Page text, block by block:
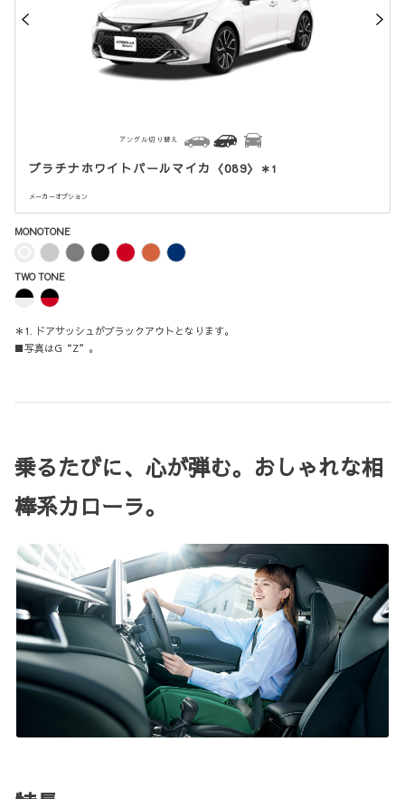
プラチナホワイトパールマイカ〈089〉 ＊1
メーカーオプション
アングル切り替え
MONOTONE
TWO TONE
＊1. ドアサッシュがブラックアウトとなります。
■写真はG“Z”。
乗るたびに、心が弾む。おしゃれな相
棒系カローラ。